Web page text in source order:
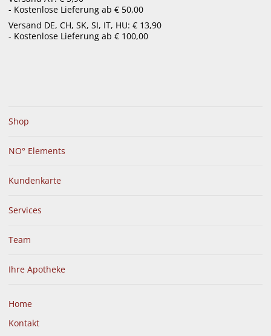
- Kostenlose Lieferung ab € 50,00
Versand DE, CH, SK, SI, IT, HU: € 13,90
- Kostenlose Lieferung ab € 100,00
Shop
NO° Elements
Kundenkarte
Services
Team
Ihre Apotheke
Home
Kontakt